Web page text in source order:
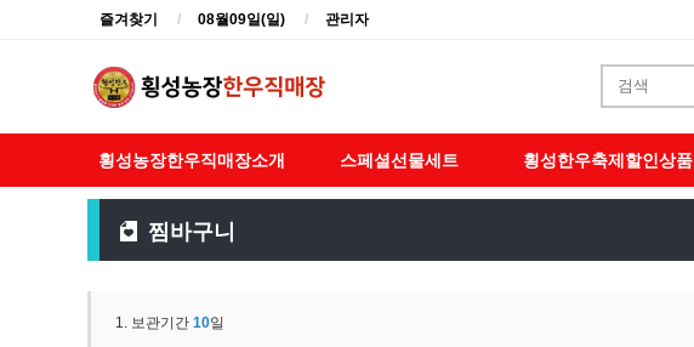
즐겨찾기 08월09일(일) 관리자
횡성농장한우직매장소개 스페셜선물세트 횡성한우축제할인상품
찜바구니
1. 보관기간 10일